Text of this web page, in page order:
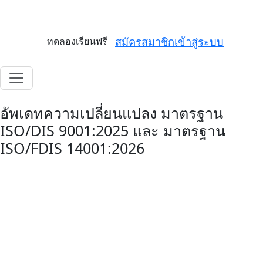
ทดลองเรียนฟรี สมัครสมาชิกเข้าสู่ระบบ
อัพเดทความเปลี่ยนแปลง มาตรฐาน
ISO/DIS 9001:2025 และ มาตรฐาน
ISO/FDIS 14001:2026